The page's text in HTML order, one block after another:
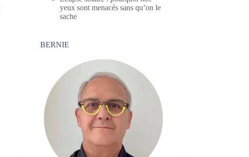
yeux sont menacés sans qu’on le
sache
BERNIE